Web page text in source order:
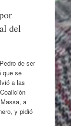
del
de ser
que se
a las
a
y pidió